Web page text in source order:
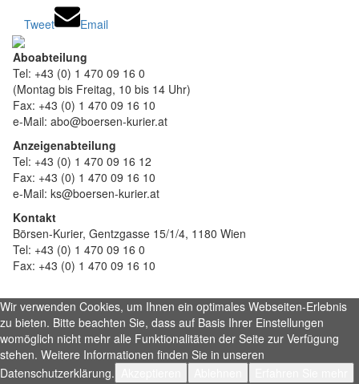
Tweet Email
Aboabteilung
Tel: +43 (0) 1 470 09 16 0
(Montag bis Freitag, 10 bis 14 Uhr)
Fax: +43 (0) 1 470 09 16 10
e-Mail: abo@boersen-kurier.at
Anzeigenabteilung
Tel: +43 (0) 1 470 09 16 12
Fax: +43 (0) 1 470 09 16 10
e-Mail: ks@boersen-kurier.at
Kontakt
Börsen-Kurier, Gentzgasse 15/1/4, 1180 Wien
Tel: +43 (0) 1 470 09 16 0
Fax: +43 (0) 1 470 09 16 10
Wir verwenden Cookies, um Ihnen ein optimales Webseiten-Erlebnis
zu bieten. Bitte beachten Sie, dass auf Basis Ihrer Einstellungen
womöglich nicht mehr alle Funktionalitäten der Seite zur Verfügung
stehen. Weitere Informationen finden Sie in unseren
Datenschutzerklärung.